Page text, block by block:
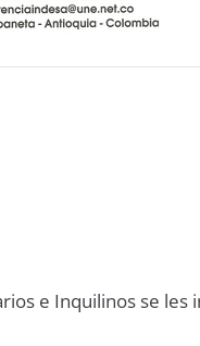
e Inquilinos se